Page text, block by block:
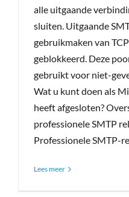
alle uitgaande
sluiten. Uitgaande
gebruikmaken van
geblokkeerd. Deze
gebruikt voor niet-
Wat u kunt doen als
heeft afgesloten?
professionele SMTP
Professionele SMTP-
Lees meer